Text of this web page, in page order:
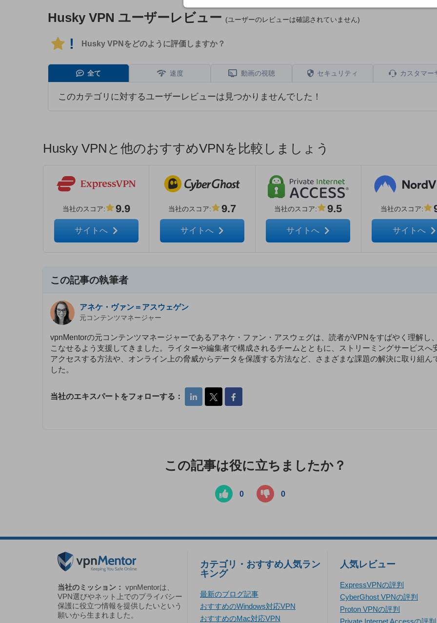
Husky VPN ユーザーレビュー (ユーザーのレビューは確認されていません)
! Husky VPNをどのように評価しますか？
全て 速度 動画の視聴 セキュリティ カスタマー
このカテゴリに対するユーザーレビューは見つかりませんでした！
Husky VPNと他のおすすめVPNを比較しましょう
当社のスコア: 9.9
サイトへ
当社のスコア: 9.7
サイトへ
当社のスコア: 9.5
サイトへ
当社のスコア:
サイトへ
この記事の執筆者
アネケ・ヴァン＝アスウェゲン
元コンテンツマネージャー
vpnMentorの元コンテンツマネージャーであるアネケ・ファン・アスウェグは、読者がVPNをすばやく理解し
こなせるよう支援してきました。ライターや編集者で構成されるチームとともに、ストリーミングサービスへ
アクセスする方法や、オンライン上の脅威からデータを保護する方法など、さまざまな課題の解決に取り組ん
した。
当社のエキスパートをフォローする：
この記事は役に立ちましたか？
0 0
当社のミッション： vpnMentorは、
VPN選びやネット上でのプライバシー
保護に役立つ情報を提供したいという
願いから生まれました。
カテゴリ・おすすめ人気ラン
キング
最新のブログ記事
おすすめのWindows対応VPN
おすすめのMac対応VPN
人気レビュー
ExpressVPNの評判
CyberGhost VPNの評判
Proton VPNの評判
Private Internet Accessの評判